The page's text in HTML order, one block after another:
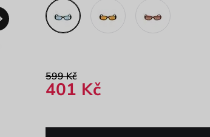
599 Kč
401 Kč